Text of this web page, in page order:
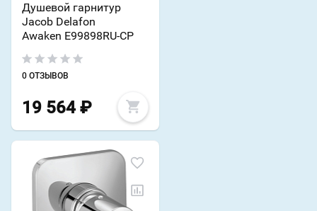
Душевой гарнитур
Jacob Delafon
Awaken E99898RU-CP
0 ОТЗЫВОВ
19 564 ₽